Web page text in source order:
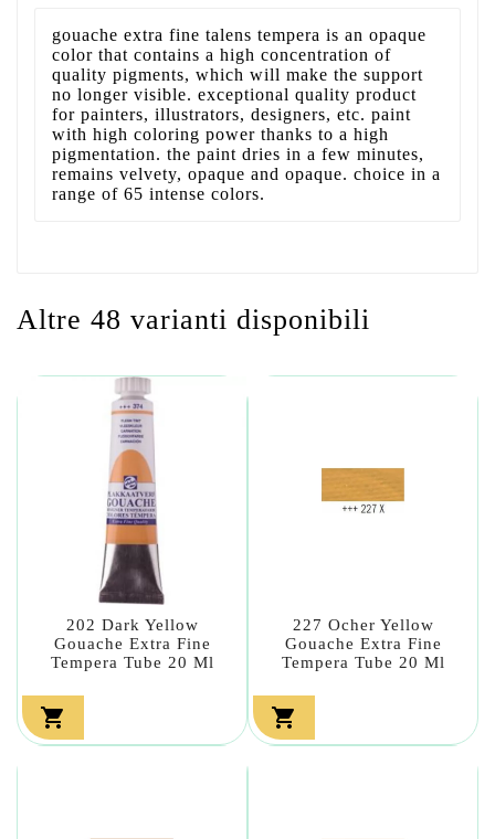
gouache extra fine talens tempera is an opaque
color that contains a high concentration of
quality pigments, which will make the support
no longer visible. exceptional quality product
for painters, illustrators, designers, etc. paint
with high coloring power thanks to a high
pigmentation. the paint dries in a few minutes,
remains velvety, opaque and opaque. choice in a
range of 65 intense colors.
Altre 48 varianti disponibili
202 Dark Yellow
Gouache Extra Fine
Tempera Tube 20 Ml

227 Ocher Yellow
Gouache Extra Fine
Tempera Tube 20 Ml
